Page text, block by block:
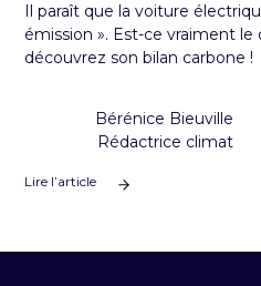
Il paraît que la voiture
émission ». Est-ce vraiment
découvrez son bilan carbone !
Bérénice Bieuville
Rédactrice climat
Lire l’article